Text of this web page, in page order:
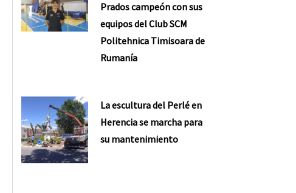
Prados campeón con sus
equipos del Club SCM
Politehnica Timisoara de
Rumanía
La escultura del Perlé en
Herencia se marcha para
su mantenimiento